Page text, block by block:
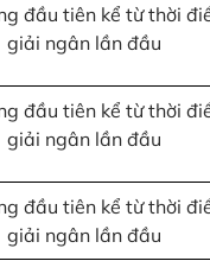
đầu tiên kể từ thời
giải ngân lần đầu
đầu tiên kể từ thời
giải ngân lần đầu
đầu tiên kể từ thời
giải ngân lần đầu